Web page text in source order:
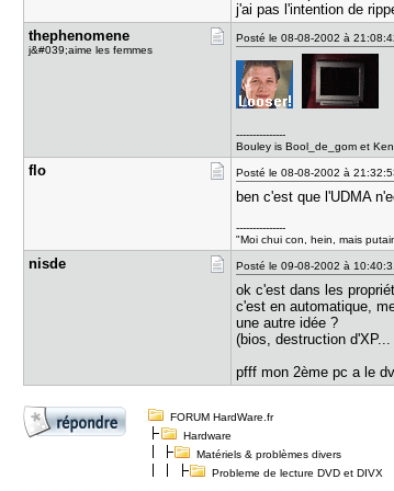
j'ai pas l'intention de
thephenome​ne
j&#039;aime les femmes
Posté le 08-08-2002 à
---------------
Bouley is Bool_de_gom et
flo Posté le 08-08-2002 à
ben c'est que l'UDMA
---------------
"Moi chui con, hein, mais
nisde Posté le 09-08-2002 à
ok c'est dans les
c'est en automatique,
une autre idée ?
(bios, destruction
pfff mon 2ème pc a le
FORUM HardWare.fr
Hardware
Matériels & problèmes divers
Probleme de lecture DVD et DIVX